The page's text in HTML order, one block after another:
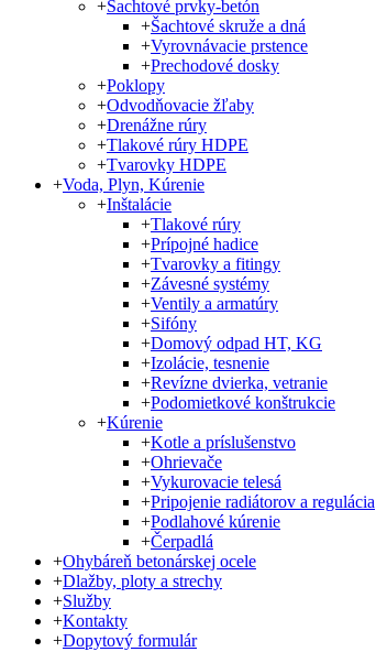
+Šachtové prvky-betón
+Šachtové skruže a dná
+Vyrovnávacie prstence
+Prechodové dosky
+Poklopy
+Odvodňovacie žľaby
+Drenážne rúry
+Tlakové rúry HDPE
+Tvarovky HDPE
+Voda, Plyn, Kúrenie
+Inštalácie
+Tlakové rúry
+Prípojné hadice
+Tvarovky a fitingy
+Závesné systémy
+Ventily a armatúry
+Sifóny
+Domový odpad HT, KG
+Izolácie, tesnenie
+Revízne dvierka, vetranie
+Podomietkové konštrukcie
+Kúrenie
+Kotle a príslušenstvo
+Ohrievače
+Vykurovacie telesá
+Pripojenie radiátorov a regulácia
+Podlahové kúrenie
+Čerpadlá
+Ohybáreň betonárskej ocele
+Dlažby, ploty a strechy
+Služby
+Kontakty
+Dopytový formulár